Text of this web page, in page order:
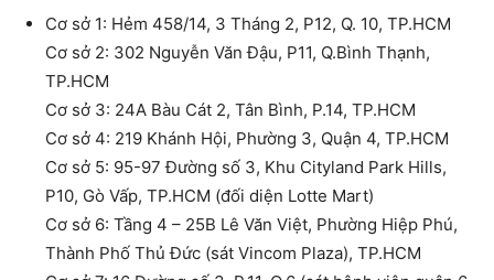
Cơ sở 1: Hẻm 458/14, 3 Tháng 2, P12, Q. 10, TP.HCM
Cơ sở 2: 302 Nguyễn Văn Đậu, P11, Q.Bình Thạnh,
TP.HCM
Cơ sở 3: 24A Bàu Cát 2, Tân Bình, P.14, TP.HCM
Cơ sở 4: 219 Khánh Hội, Phường 3, Quận 4, TP.HCM
Cơ sở 5: 95-97 Đường số 3, Khu Cityland Park Hills,
P10, Gò Vấp, TP.HCM (đối diện Lotte Mart)
Cơ sở 6: Tầng 4 – 25B Lê Văn Việt, Phường Hiệp Phú,
Thành Phố Thủ Đức (sát Vincom Plaza), TP.HCM